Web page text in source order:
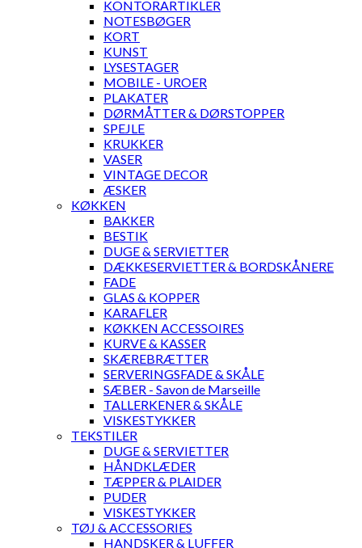
KONTORARTIKLER
NOTESBØGER
KORT
KUNST
LYSESTAGER
MOBILE - UROER
PLAKATER
DØRMÅTTER & DØRSTOPPER
SPEJLE
KRUKKER
VASER
VINTAGE DECOR
ÆSKER
KØKKEN
BAKKER
BESTIK
DUGE & SERVIETTER
DÆKKESERVIETTER & BORDSKÅNERE
FADE
GLAS & KOPPER
KARAFLER
KØKKEN ACCESSOIRES
KURVE & KASSER
SKÆREBRÆTTER
SERVERINGSFADE & SKÅLE
SÆBER - Savon de Marseille
TALLERKENER & SKÅLE
VISKESTYKKER
TEKSTILER
DUGE & SERVIETTER
HÅNDKLÆDER
TÆPPER & PLAIDER
PUDER
VISKESTYKKER
TØJ & ACCESSORIES
HANDSKER & LUFFER